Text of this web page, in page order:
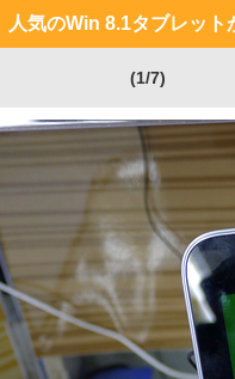
人気のWin 8.1タブレッ
(1/7)